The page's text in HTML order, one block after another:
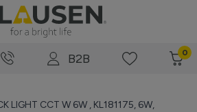
B2B 0
LIGHT CCT W 6W , KL181175, 6W,